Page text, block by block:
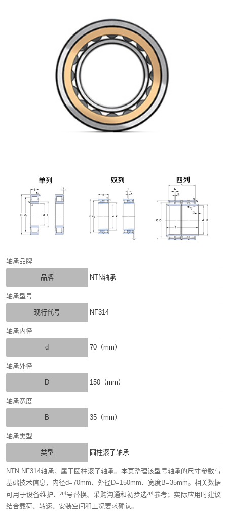
轴承品牌
品牌 NTN轴承
轴承型号
现行代号 NF314
轴承内径
d 70（mm）
轴承外径
D 150（mm）
轴承宽度
B 35（mm）
轴承类型
类型 圆柱滚子轴承
NTN NF314轴承，属于圆柱滚子轴承。本页整理该型号轴承的尺寸参数与
基础技术信息，内径d=70mm、外径D=150mm、宽度B=35mm。相关数据
可用于设备维护、型号替换、采购沟通和初步选型参考；实际应用时建议
结合载荷、转速、安装空间和工况要求确认。